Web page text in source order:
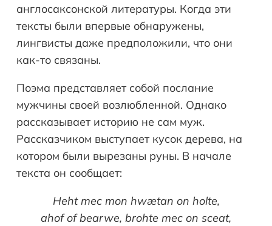
англосаксонской литературы. Когда эти
тексты были впервые обнаружены,
лингвисты даже предположили, что они
как-то связаны.
Поэма представляет собой послание
мужчины своей возлюбленной. Однако
рассказывает историю не сам муж.
Рассказчиком выступает кусок дерева, на
котором были вырезаны руны. В начале
текста он сообщает:
Heht mec mon hwætan on holte,
ahof of bearwe, brohte mec on sceat,